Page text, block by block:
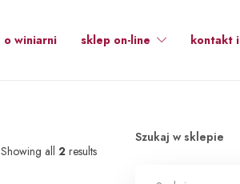
o winiarni sklep on-line kontakt
Showing all 2 results
Szukaj w sklepie